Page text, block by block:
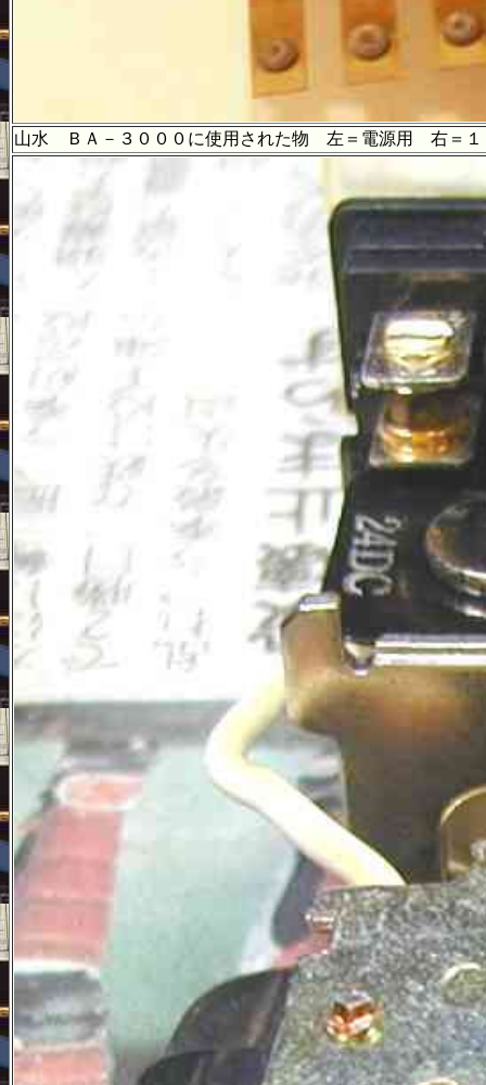
山水 ＢＡ－３０００に使用された物 左＝電源用 右＝